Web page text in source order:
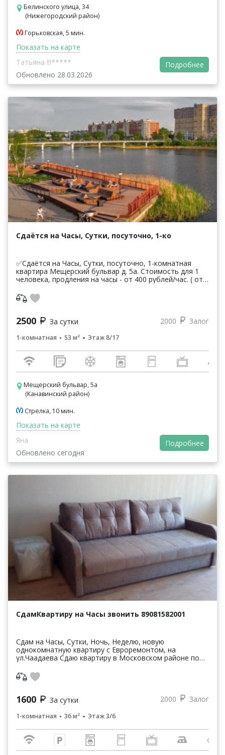
Белинского улица, 34
(Нижегородский район)
Горьковская, 5 мин.
Показать на карте
Татьяна !!!*****
Обновлено 28.03.2026
Подробнее
Сдаётся на Часы, Сутки, посуточно, 1-ко
✅Сдаётся на Часы, Сутки, посуточно, 1-комнатная
квартира Мещерский бульвар д. 5а. Стоимость для 1
человека, продления на часы - от 400 рублей/час. ( от
2500 За сутки 2000 Залог
1-комнатная 53 м² Этаж 8/17
Мещерский бульвар, 5а
(Канавинский район)
Стрелка, 10 мин.
Показать на карте
Яна
Обновлено сегодня
Подробнее
СдамКвартиру на Часы звонить 89081582001
Сдам на Часы, Сутки, Ночь, Неделю, новую
однокомнатную квартиру с Евроремонтом, на
ул.Чаадаева Сдаю квартиру в Московском районе по
рынок, зоопарк "...
1600 За сутки 2000 Залог
1-комнатная 36 м² Этаж 3/6